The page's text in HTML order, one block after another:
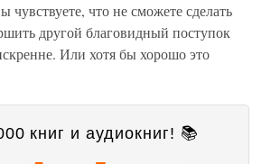
чувствуете, что не сможете сделать
другой благовидный поступок
Или хотя бы хорошо это
книг и аудиокниг! 📚